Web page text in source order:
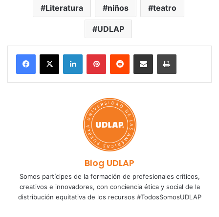
Literatura niños teatro
UDLAP
LinkedInPinterestReddit Share via Email Print
Blog UDLAP
Somos partícipes de la formación de profesionales críticos,
creativos e innovadores, con conciencia ética y social de la
distribución equitativa de los recursos #TodosSomosUDLAP